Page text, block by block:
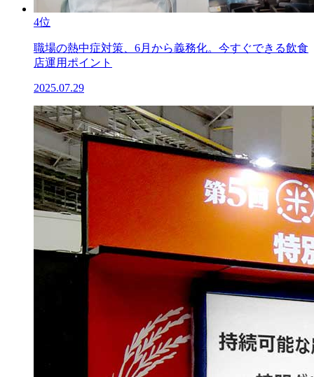
4位
職場の熱中症対策、6月から義務化。今すぐできる飲食
店運用ポイント
2025.07.29